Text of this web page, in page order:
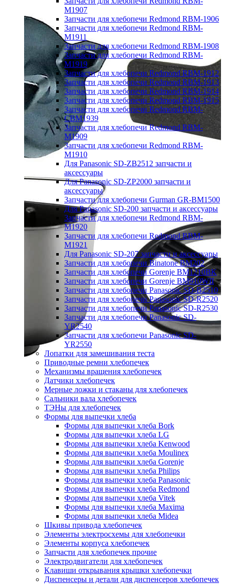
M1907
Запчасти для хлебопечи Redmond RBM-1906
Запчасти для хлебопечи Redmond RBM-
M1911
Запчасти для хлебопечи Redmond RBM-1908
Запчасти для хлебопечи Redmond RBM-
M1919
Запчасти для хлебопечи Redmond RBM-1912
Запчасти для хлебопечи Redmond RBM-1913
Запчасти для хлебопечи Redmond RBM-1914
Запчасти для хлебопечи Redmond RBM-1915
Запчасти для хлебопечи Redmond RBM-
CBM1939
Запчасти для хлебопечи Redmond RBM-
M1909
Запчасти для хлебопечи Redmond RBM-
M1910
Для Panasonic SD-ZB2512 запчасти и
аксессуары
Для Panasonic SD-ZP2000 запчасти и
аксессуары
Запчасти для хлебопечи Gurman GR-BM1500
Для Panasonic SD-200 запчасти и аксессуары
Запчасти для хлебопечи Redmond RBM-
M1920
Запчасти для хлебопечи Redmond RBM-
M1921
Для Panasonic SD-207 запчасти и аксессуары
Запчасти для хлебопечи Binatone BM202
Запчасти для хлебопечи Gorenje BM1210BK
Запчасти для хлебопечи Gorenje BM910WII
Запчасти для хлебопечи Panasonic SD-B2510
Запчасти для хлебопечи Panasonic SD-R2520
Запчасти для хлебопечи Panasonic SD-R2530
Запчасти для хлебопечи Panasonic SD-
YR2540
Запчасти для хлебопечи Panasonic SD-
YR2550
Лопатки для замешивания теста
Приводные ремни хлебопечек
Механизмы вращения хлебопечек
Датчики хлебопечек
Мерные ложки и стаканы для хлебопечек
Сальники вала хлебопечек
ТЭНы для хлебопечек
Формы для выпечки хлеба
Формы для выпечки хлеба Bork
Формы для выпечки хлеба LG
Формы для выпечки хлеба Kenwood
Формы для выпечки хлеба Moulinex
Формы для выпечки хлеба Gorenje
Формы для выпечки хлеба Philips
Формы для выпечки хлеба Panasonic
Формы для выпечки хлеба Redmond
Формы для выпечки хлеба Vitek
Формы для выпечки хлеба Maxima
Формы для выпечки хлеба Midea
Шкивы привода хлебопечек
Элементы электросхемы для хлебопечки
Элементы корпуса хлебопечек
Запчасти для хлебопечек прочие
Электродвигатели для хлебопечек
Клавиши открывания крышки хлебопечки
Диспенсеры и детали для диспенсеров хлебопечек